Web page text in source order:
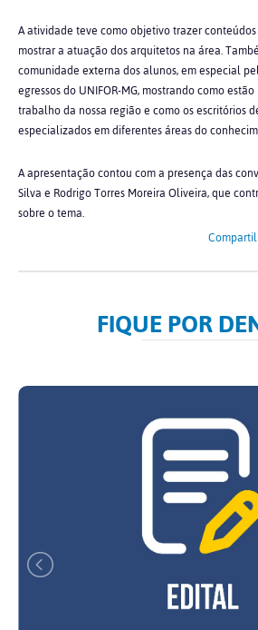
A atividade teve como objetivo trazer
mostrar a atuação dos arquitetos na área.
comunidade externa dos alunos, em especial
egressos do UNIFOR-MG, mostrando como
trabalho da nossa região e como os escritórios
especializados em diferentes áreas do
A apresentação contou com a presença das
Silva e Rodrigo Torres Moreira Oliveira, que
sobre o tema.
FIQUE POR